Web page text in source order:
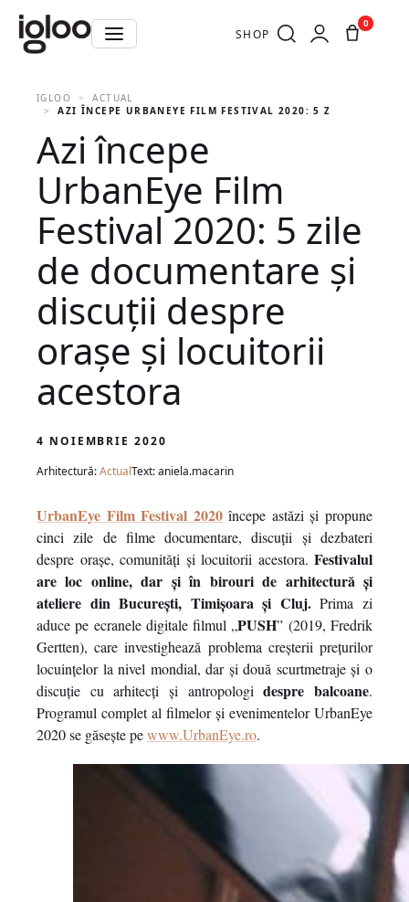
SHOP
0
IGLOO
ACTUAL
AZI ÎNCEPE URBANEYE FILM FESTIVAL 2020: 5 ZILE DE
Azi începe
UrbanEye Film
Festival 2020: 5 zile
de documentare și
discuții despre
orașe și locuitorii
acestora
4 NOIEMBRIE 2020
Arhitectură:ActualText: aniela.macarin
UrbanEye Film Festival 2020începe astăzi și propune
cinci zile de filme documentare, discuții și dezbateri
despre orașe, comunități și locuitorii acestora. Festivalul
are loc online, dar și în birouri de arhitectură și
ateliere din București, Timișoara și Cluj.Prima zi
aduce pe ecranele digitale filmul „PUSH” (2019, Fredrik
Gertten), care investighează problema creșterii prețurilor
locuințelor la nivel mondial, dar și două scurtmetraje și o
discuție cu arhitecți și antropologidespre balcoane.
Programul complet al filmelor și evenimentelor UrbanEye
2020 se găsește pewww.UrbanEye.ro.